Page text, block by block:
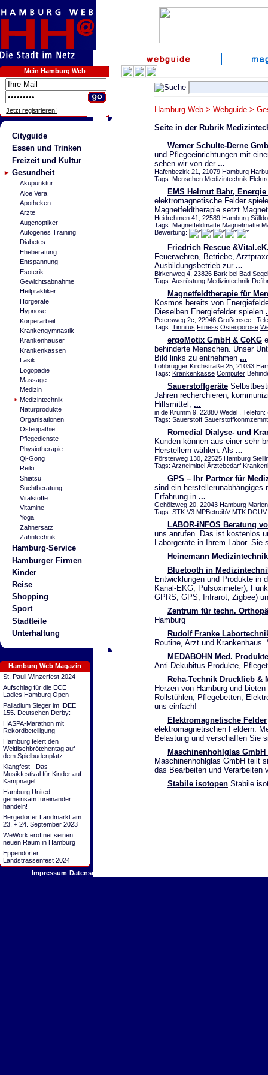
Mein Hamburg Web
Jetzt registrieren!
Cityguide
Essen und Trinken
Freizeit und Kultur
Gesundheit
Akupunktur
Aloe Vera
Apotheken
Ärzte
Augenoptiker
Autogenes Training
Diabetes
Eheberatung
Entspannung
Esoterik
Gewichtsabnahme
Heilpraktiker
Hörgeräte
Hypnose
Körperarbeit
Krankengymnastik
Krankenhäuser
Krankenkassen
Lasik
Logopädie
Massage
Medizin
Medizintechnik
Naturprodukte
Organisationen
Osteopathie
Pflegedienste
Physiotherapie
Qi-Gong
Reiki
Shiatsu
Suchtberatung
Vitalstoffe
Vitamine
Yoga
Zahnersatz
Zahntechnik
Hamburg-Service
Hamburger Firmen
Kinder
Reise
Shopping
Sport
Stadtteile
Unterhaltung
Hamburg Web Magazin
St. Pauli Winzerfest 2024
Aufschlag für die ECE
Ladies Hamburg Open
Palladium Sieger im IDEE
155. Deutschen Derby:
HASPA-Marathon mit
Rekordbeteiligung
Hamburg feiert den
Weltfischbrötchentag auf
dem Spielbudenplatz
Klangfest - Das
Musikfestival für Kinder auf
Kampnagel
Hamburg United –
gemeinsam füreinander
handeln!
Bergedorfer Landmarkt am
23. + 24. September 2023
WeWork eröffnet seinen
neuen Raum in Hamburg
Eppendorfer
Landstrassenfest 2024
Impressum Datenschutz
Hamburg Web > Webguide >
Seite in der Rubrik
Werner Schulte-Derne
und Pflegeeinrichtungen mit
sehen wir von der ...
Hafenbezirk 21, 21079 Hamburg
Tags: Menschen Medizintechnik
EMS Helmut Bahr,
elektromagnetische Felder
Magnetfeldtherapie setzt
Heidrehmen 41, 22589 Hamburg
Tags: Magnetfeldmatte Magnetmatte
Bewertung:
Friedrich Rescue
Feuerwehren, Betriebe,
Ausbildungsbetrieb zur ...
Birkenweg 4, 23826 Bark bei Bad
Tags: Ausrüstung Medizintechnik
Magnetfeldtherapie für
Kosmos bereits von
Dieselben Energiefelder spielen
Petersweg 2c, 22946 Großensee ,
Tags: Tinnitus Fitness Osteoporose
ergoMotix GmbH & CoKG
behinderte Menschen. Unser
Bild links zu entnehmen ...
Lohbrügger Kirchstraße 25, 21033
Tags: Krankenkasse Computer
Sauerstoffgeräte
Jahren recherchieren,
Hilfsmittel, ...
in de Krümm 9, 22880 Wedel ,
Tags: Sauerstoff
Romedial Dialyse- und
Kunden können aus einer sehr
Herstellern wählen. Als ...
Försterweg 130, 22525 Hamburg
Tags: Arzneimittel Ärztebedarf
GPS – Ihr Partner für
sind ein
Erfahrung in ...
Gehölzweg 20, 22043 Hamburg
Tags: STK V3 MPBetreibV MTK DGUV
LABOR-iNFOS Beratung
uns anrufen. Das ist kostenlos
Laborgeräte in Ihrem Labor.
Heinemann
Bluetooth in
Entwicklungen und Produkte in
Kanal-EKG, Pulsoximeter),
GPRS, GPS, Infrarot, Zigbee)
Zentrum für techn.
Hamburg
Rudolf Franke
Routine, Arzt und
MEDABOHN Med.
Anti-Dekubitus-Produkte,
Reha-Technik Drucklieb &
Herzen von Hamburg und
Rollstühlen, Pflegebetten,
uns einfach!
Elektromagnetische Felder
elektromagnetischen Feldern.
Belastung und verschaffen Sie
Maschinenhohlglas GmbH
Maschinenhohlglas GmbH teilt
das Bearbeiten und
Stabile isotopen Stabile